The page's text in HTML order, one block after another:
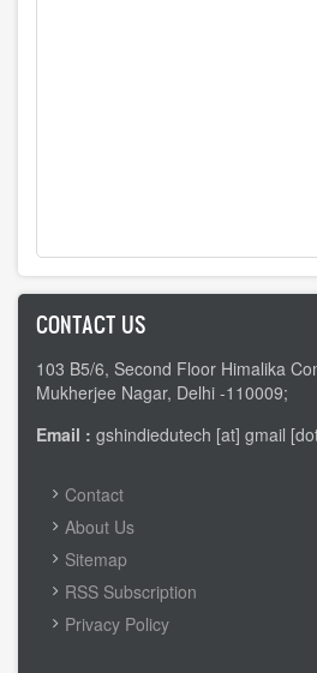
CONTACT US
103 B5/6, Second Floor Himalika
Mukherjee Nagar, Delhi -110009;
Email : gshindiedutech [at] gmail
FOOTER
MENU
Contact
About Us
Sitemap
RSS Subscription
Privacy Policy